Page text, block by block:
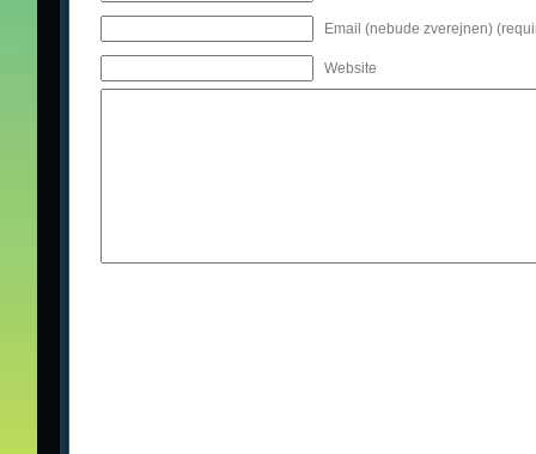
Email (nebude zverejnen)
Website